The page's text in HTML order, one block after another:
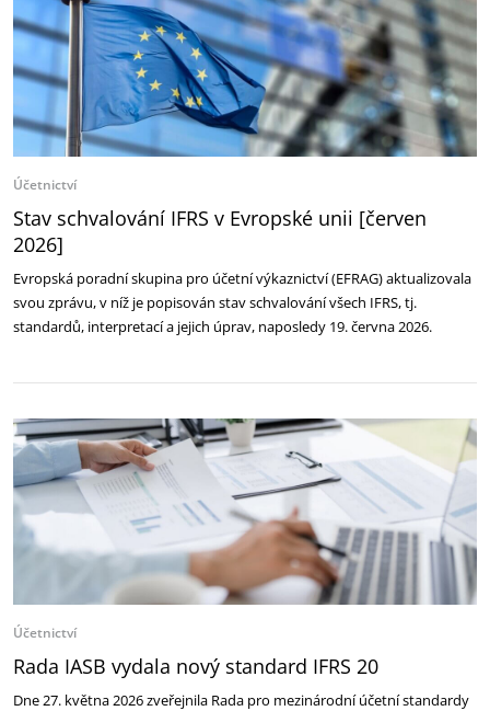
Účetnictví
Stav schvalování IFRS v Evropské unii [červen
2026]
Evropská poradní skupina pro účetní výkaznictví (EFRAG) aktualizovala
svou zprávu, v níž je popisován stav schvalování všech IFRS, tj.
standardů, interpretací a jejich úprav, naposledy 19. června 2026.
Účetnictví
Rada IASB vydala nový standard IFRS 20
Dne 27. května 2026 zveřejnila Rada pro mezinárodní účetní standardy